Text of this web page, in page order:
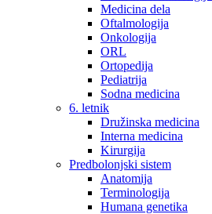
Medicina dela
Oftalmologija
Onkologija
ORL
Ortopedija
Pediatrija
Sodna medicina
6. letnik
Družinska medicina
Interna medicina
Kirurgija
Predbolonjski sistem
Anatomija
Terminologija
Humana genetika